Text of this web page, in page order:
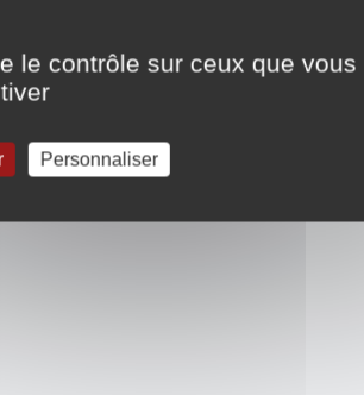
le contrôle sur ceux que vous
Personnaliser